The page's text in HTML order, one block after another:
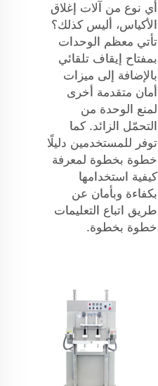
أي نوع من آلات إغلاق
الأكياس، أليس كذلك؟
تأتي معظم الوحدات
بمفتاح إيقاف تلقائي
بالإضافة إلى ميزات
أمان متقدمة أخرى
لمنع الوحدة من
التحمّل الزائد. كما
توفر للمستخدمين دليلًا
خطوة بخطوة لمعرفة
كيفية استخدامها
بكفاءة وبأمان عن
طريق اتباع التعليمات
خطوة بخطوة.